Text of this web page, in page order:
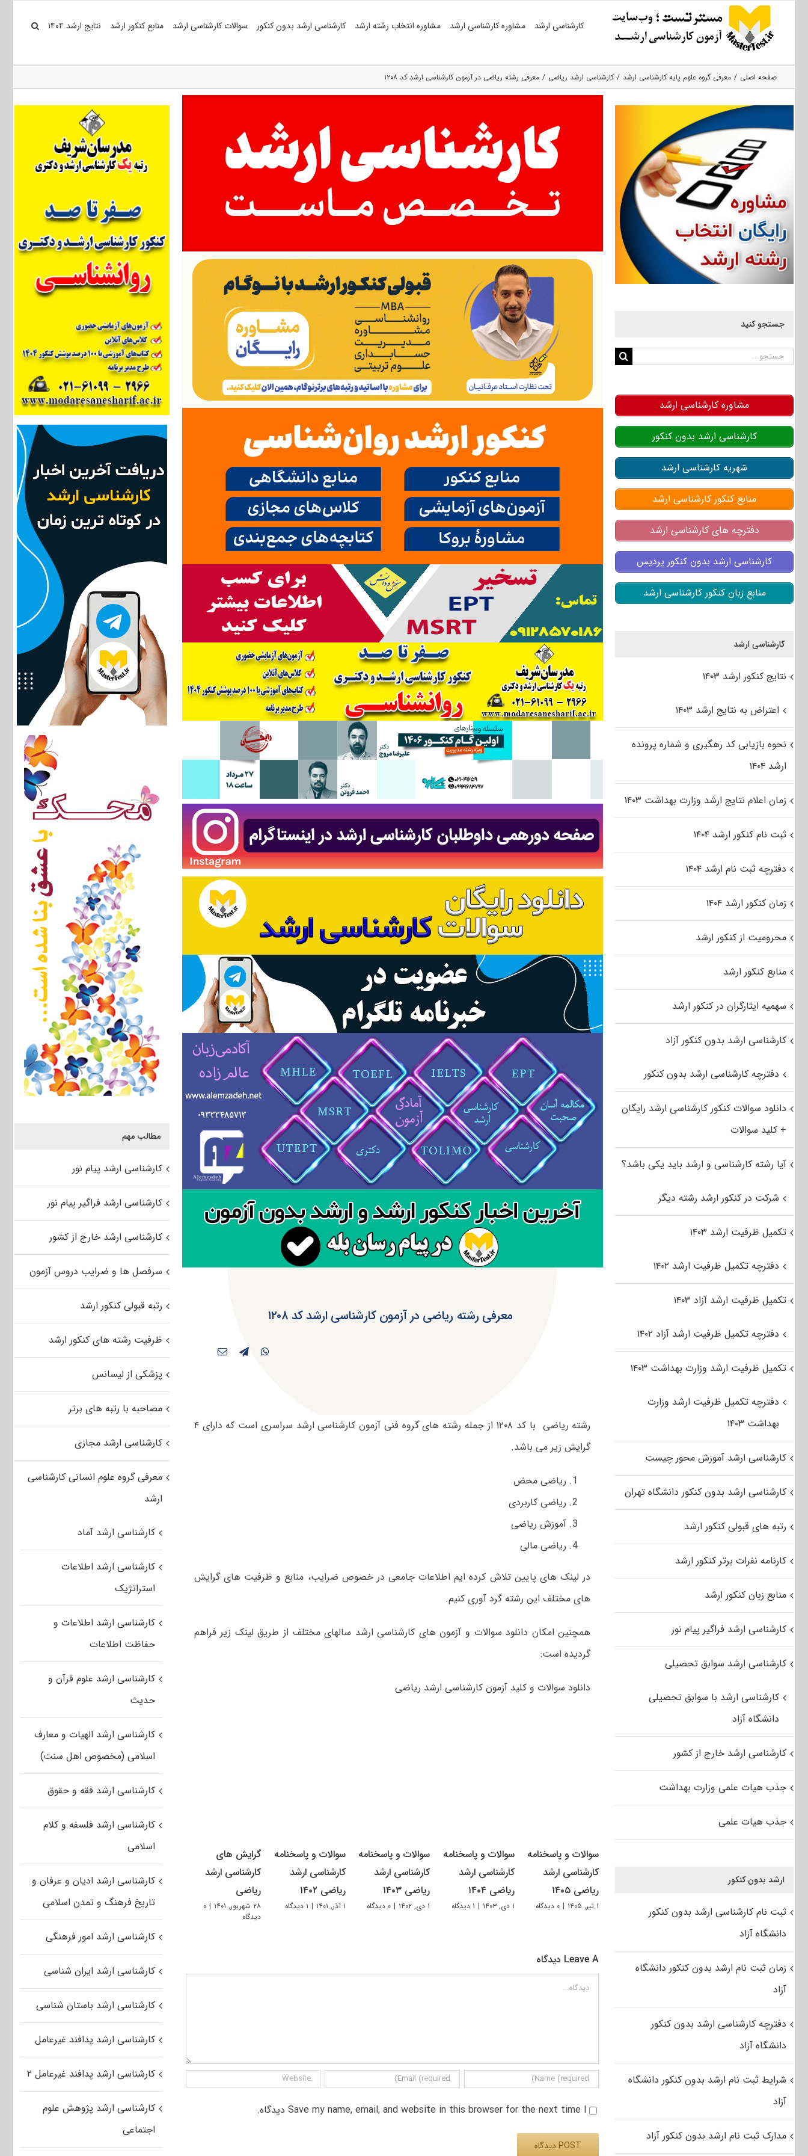
کارشناسی ارشد مشاوره کارشناسی ارشد مشاوره انتخاب رشته ارشد کارشناسی ارشد بدون کنکور سوالات کارشناسی ارشد منابع کنکور ارشد نتایج ارشد ۱۴۰۴
صفحه اصلی معرفی گروه علوم پایه کارشناسی ارشد کارشناسی ارشد ریاضی معرفی رشته ریاضی در آزمون کارشناسی ارشد کد ۱۲۰۸
معرفی رشته ریاضی در آزمون کارشناسی ارشد کد ۱۲۰۸
رشته ریاضی با کد ۱۲۰۸ از جمله رشته های گروه فنی آزمون کارشناسی ارشد سراسری است که دارای ۴
گرایش زیر می باشد.
ریاضی محض
ریاضی کاربردی
آموزش ریاضی
ریاضی مالی
در لینک های پایین تلاش کرده ایم اطلاعات جامعی در خصوص ضرایب، منابع و ظرفیت های گرایش
های مختلف این رشته گرد آوری کنیم.
همچنین امکان دانلود سوالات و آزمون های کارشناسی ارشد سالهای مختلف از طریق لینک زیر فراهم
گردیده است:
دانلود سوالات و کلید آزمون کارشناسی ارشد ریاضی
سوالات و پاسخنامه
کارشناسی ارشد
ریاضی ۱۴۰۵
۱ تیر, ۱۴۰۵ | ۰ دیدگاه
سوالات و پاسخنامه
کارشناسی ارشد
ریاضی ۱۴۰۴
۱ دی, ۱۴۰۳ | ۱ دیدگاه
سوالات و پاسخنامه
کارشناسی ارشد
ریاضی ۱۴۰۳
۱ دی, ۱۴۰۲ | ۰ دیدگاه
سوالات و پاسخنامه
کارشناسی ارشد
ریاضی ۱۴۰۲
۱ آذر, ۱۴۰۱ | ۱ دیدگاه
گرایش های
کارشناسی ارشد
ریاضی
۲۸ شهریور, ۱۴۰۱ | ۰
دیدگاه
Leave A دیدگاه
دیدگاه
Save my name, email, and website in this browser for the next time I دیدگاه.
مطالب مهم
کارشناسی ارشد پیام نور
کارشناسی ارشد فراگیر پیام نور
کارشناسی ارشد خارج از کشور
سرفصل ها و ضرایب دروس آزمون
رتبه قبولی کنکور ارشد
ظرفیت رشته های کنکور ارشد
پزشکی از لیسانس
مصاحبه با رتبه های برتر
کارشناسی ارشد مجازی
معرفی گروه علوم انسانی کارشناسی
ارشد
کارشناسی ارشد آماد
کارشناسی ارشد اطلاعات
استراتژیک
کارشناسی ارشد اطلاعات و
حفاظت اطلاعات
کارشناسی ارشد علوم قرآن و
حدیث
کارشناسی ارشد الهیات و معارف
اسلامی (مخصوص اهل سنت)
کارشناسی ارشد فقه و حقوق
کارشناسی ارشد فلسفه و کلام
اسلامی
کارشناسی ارشد ادیان و عرفان و
تاریخ فرهنگ و تمدن اسلامی
کارشناسی ارشد امور فرهنگی
کارشناسی ارشد ایران شناسی
کارشناسی ارشد باستان شناسی
کارشناسی ارشد پدافند غیرعامل
کارشناسی ارشد پدافند غیرعامل ۲
کارشناسی ارشد پژوهش علوم
اجتماعی
جستجو کنید
جستجو
مشاوره کارشناسی ارشد
کارشناسی ارشد بدون کنکور
شهریه کارشناسی ارشد
منابع کنکور کارشناسی ارشد
دفترچه های کارشناسی ارشد
کارشناسی ارشد بدون کنکور پردیس
منابع زبان کنکور کارشناسی ارشد
کارشناسی ارشد
نتایج کنکور ارشد ۱۴۰۳
اعتراض به نتایج ارشد ۱۴۰۳
نحوه بازیابی کد رهگیری و شماره پرونده
ارشد ۱۴۰۴
زمان اعلام نتایج ارشد وزارت بهداشت ۱۴۰۳
ثبت نام کنکور ارشد ۱۴۰۴
دفترچه ثبت نام ارشد ۱۴۰۴
زمان کنکور ارشد ۱۴۰۴
محرومیت از کنکور ارشد
منابع کنکور ارشد
سهمیه ایثارگران در کنکور ارشد
کارشناسی ارشد بدون کنکور آزاد
دفترچه کارشناسی ارشد بدون کنکور
دانلود سوالات کنکور کارشناسی ارشد رایگان
+ کلید سوالات
آیا رشته کارشناسی و ارشد باید یکی باشد؟
شرکت در کنکور ارشد رشته دیگر
تکمیل ظرفیت ارشد ۱۴۰۳
دفترچه تکمیل ظرفیت ارشد ۱۴۰۲
تکمیل ظرفیت ارشد آزاد ۱۴۰۳
دفترچه تکمیل ظرفیت ارشد آزاد ۱۴۰۲
تکمیل ظرفیت ارشد وزارت بهداشت ۱۴۰۳
دفترچه تکمیل ظرفیت ارشد وزارت
بهداشت ۱۴۰۳
کارشناسی ارشد آموزش محور چیست
کارشناسی ارشد بدون کنکور دانشگاه تهران
رتبه های قبولی کنکور ارشد
کارنامه نفرات برتر کنکور ارشد
منابع زبان کنکور ارشد
کارشناسی ارشد فراگیر پیام نور
کارشناسی ارشد سوابق تحصیلی
کارشناسی ارشد با سوابق تحصیلی
دانشگاه آزاد
کارشناسی ارشد خارج از کشور
جذب هیات علمی وزارت بهداشت
جذب هیات علمی
ارشد بدون کنکور
ثبت نام کارشناسی ارشد بدون کنکور
دانشگاه آزاد
زمان ثبت نام ارشد بدون کنکور دانشگاه
آزاد
دفترچه کارشناسی ارشد بدون کنکور
دانشگاه آزاد
شرایط ثبت نام ارشد بدون کنکور دانشگاه
آزاد
مدارک ثبت نام ارشد بدون کنکور آزاد